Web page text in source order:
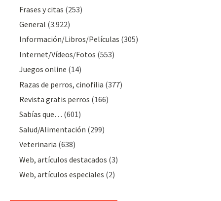
Frases y citas (253)
General (3.922)
Información/Libros/Películas (305)
Internet/Vídeos/Fotos (553)
Juegos online (14)
Razas de perros, cinofilia (377)
Revista gratis perros (166)
Sabías que… (601)
Salud/Alimentación (299)
Veterinaria (638)
Web, artículos destacados (3)
Web, artículos especiales (2)